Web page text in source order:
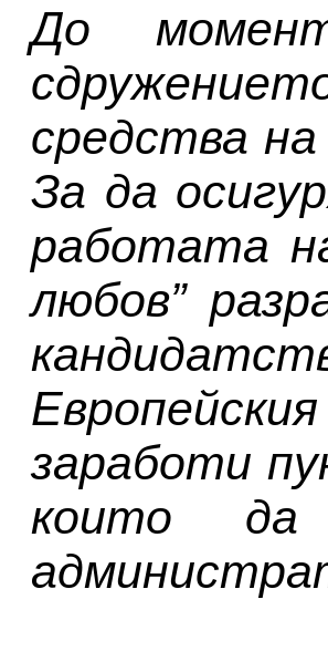
До
средства
За да
работата
любов”
заработи
които да